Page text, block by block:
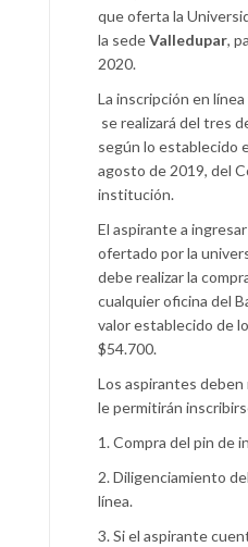
que oferta la
la sedeValledupar,
2020.
La inscripción en
se realizará del tres
según lo establecido
agosto de 2019, del
institución.
El aspirante a
ofertado por la
debe realizar la
cualquier oficina del
valor establecido de
$54.700.
Los aspirantes
le permitirán
1. Compra del pin de
2. Diligenciamiento
línea.
3. Si el aspirante